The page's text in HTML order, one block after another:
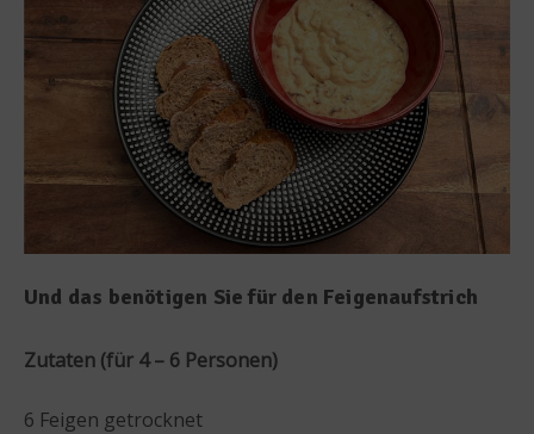
Und das benötigen Sie für den Feigenaufstrich
Zutaten (für 4 – 6 Personen)
6 Feigen getrocknet